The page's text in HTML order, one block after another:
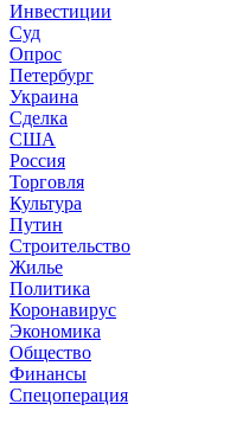
Инвестиции
Суд
Опрос
Петербург
Украина
Сделка
США
Россия
Торговля
Культура
Путин
Строительство
Жилье
Политика
Коронавирус
Экономика
Общество
Финансы
Спецоперация